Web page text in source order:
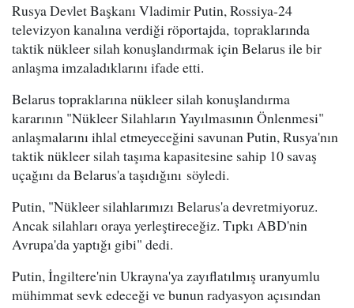
Rusya Devlet Başkanı Vladimir Putin, Rossiya-24
televizyon kanalına verdiği röportajda, topraklarında
taktik nükleer silah konuşlandırmak için Belarus ile bir
anlaşma imzaladıklarını ifade etti.
Belarus topraklarına nükleer silah konuşlandırma
kararının "Nükleer Silahların Yayılmasının Önlenmesi"
anlaşmalarını ihlal etmeyeceğini savunan Putin, Rusya'nın
taktik nükleer silah taşıma kapasitesine sahip 10 savaş
uçağını da Belarus'a taşıdığını söyledi.
Putin, "Nükleer silahlarımızı Belarus'a devretmiyoruz.
Ancak silahları oraya yerleştireceğiz. Tıpkı ABD'nin
Avrupa'da yaptığı gibi" dedi.
Putin, İngiltere'nin Ukrayna'ya zayıflatılmış uranyumlu
mühimmat sevk edeceği ve bunun radyasyon açısından